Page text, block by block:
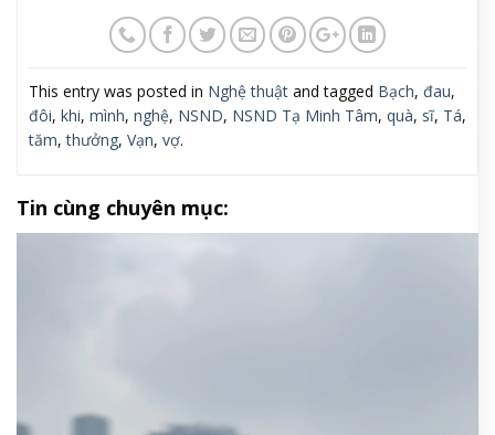
This entry was posted in Nghệ thuật and tagged Bạch, đau,
đôi, khi, mình, nghệ, NSND, NSND Tạ Minh Tâm, quà, sĩ, Tá,
tăm,thưởng, Vạn, vợ.
Tin cùng chuyên mục: